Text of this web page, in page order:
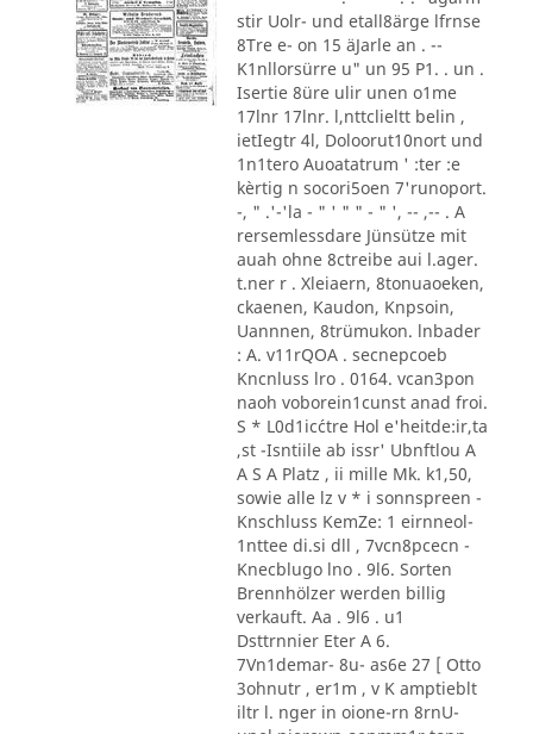
stir Uolr- und etall8ärge lfrnse
8Tre e- on 15 äJarle an . --
K1nllorsürre u" un 95 P1. . un .
Isertie 8üre ulir unen o1me
17lnr 17lnr. l,nttclieltt belin ,
ietIegtr 4l, Doloorut10nort und
1n1tero Auoatatrum ' :ter :e
kèrtig n socori5oen 7'runoport.
-, " .'-'la - " ' " " - " ', -- ,-- . A
rersemlessdare Jünsütze mit
auah ohne 8ctreibe aui l.ager.
t.ner r . Xleiaern, 8tonuaoeken,
ckaenen, Kaudon, Knpsoin,
Uannnen, 8trümukon. lnbader
: A. v11rQOA . secnepcoeb
Kncnluss lro . 0164. vcan3pon
naoh voborein1cunst anad froi.
S * L0d1ic´ctre Hol e'heitde:ir,ta
,st -Isntiile ab issr' Ubnftlou A
A S A Platz , ii mille Mk. k1,50,
sowie alle lz v * i sonnspreen -
Knschluss KemZe: 1 eirnneol-
1nttee di.si dll , 7vcn8pcecn -
Knecblugo lno . 9l6. Sorten
Brennhölzer werden billig
verkauft. Aa . 9l6 . u1
Dsttrnnier Eter A 6.
7Vn1demar- 8u- as6e 27 [ Otto
3ohnutr , er1m , v K amptieblt
iltr l. nger in oione-rn 8rnU-